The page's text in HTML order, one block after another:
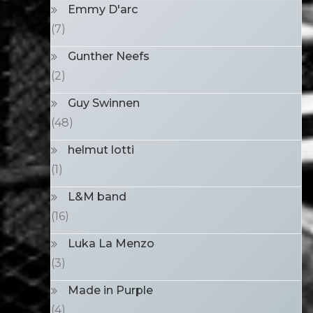
Emmy D'arc
(7)
Gunther Neefs
(2)
Guy Swinnen
(48)
helmut lotti
(1)
L&M band
(16)
Luka La Menzo
(3)
Made in Purple
(4)